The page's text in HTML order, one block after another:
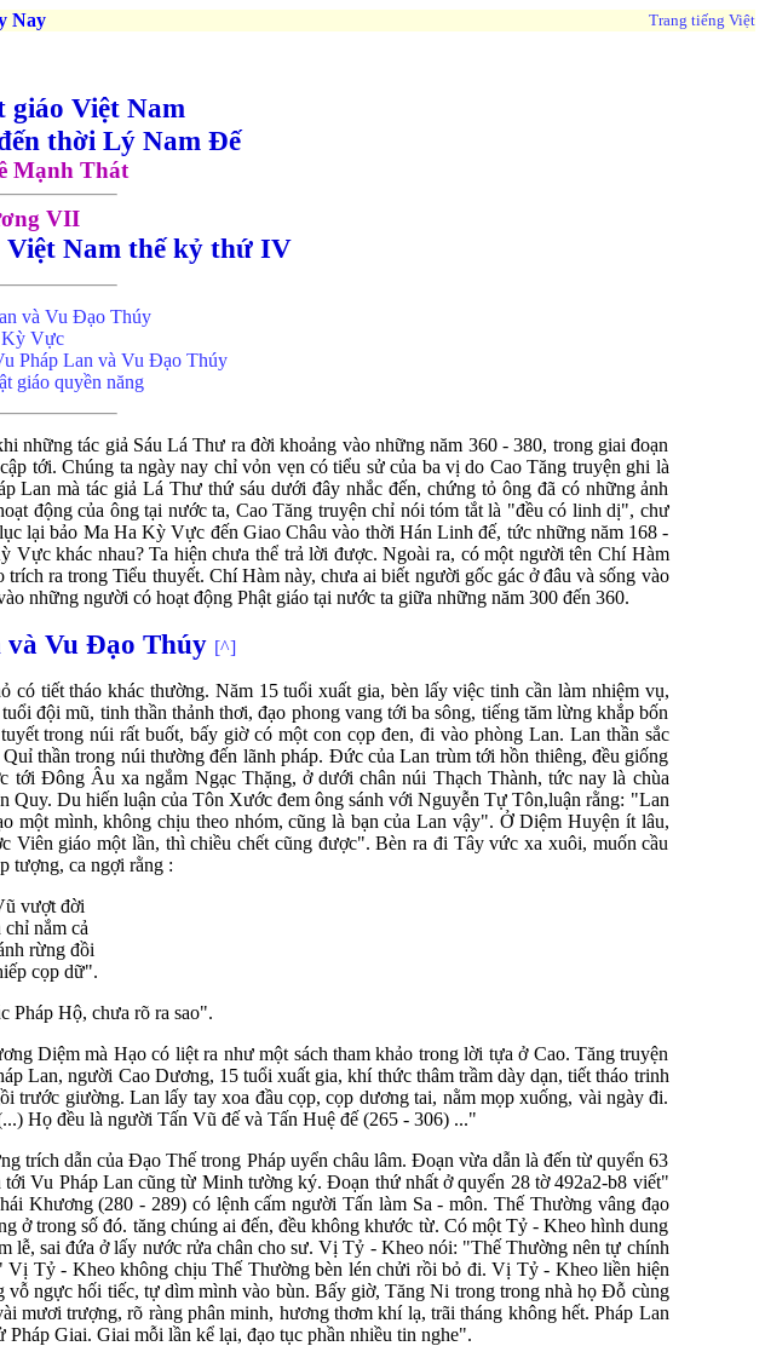
Nay Trang tiếng Việt
giáo Việt Nam
thời Lý Nam Đế
Mạnh Thát
VII
Việt Nam thế kỷ thứ IV
và Vu Đạo Thúy
Vực
Pháp Lan và Vu Đạo Thúy
giáo quyền năng
những tác giả Sáu Lá Thư ra đời khoảng vào những năm 360 - 380, trong giai đoạn
tới. Chúng ta ngày nay chỉ vỏn vẹn có tiểu sử của ba vị do Cao Tăng truyện ghi là
Lan mà tác giả Lá Thư thứ sáu dưới đây nhắc đến, chứng tỏ ông đã có những ảnh
động của ông tại nước ta, Cao Tăng truyện chỉ nói tóm tắt là "đều có linh dị", chư
lại bảo Ma Ha Kỳ Vực đến Giao Châu vào thời Hán Linh đế, tức những năm 168 -
khác nhau? Ta hiện chưa thể trả lời được. Ngoài ra, có một người tên Chí Hàm
ra trong Tiểu thuyết. Chí Hàm này, chưa ai biết người gốc gác ở đâu và sống vào
những người có hoạt động Phật giáo tại nước ta giữa những năm 300 đến 360.
và Vu Đạo Thúy [^]
tiết tháo khác thường. Năm 15 tuổi xuất gia, bèn lấy việc tinh cần làm nhiệm vụ,
đội mũ, tinh thần thảnh thơi, đạo phong vang tới ba sông, tiếng tăm lừng khắp bốn
trong núi rất buốt, bấy giờ có một con cọp đen, đi vào phòng Lan. Lan thần sắc
thần trong núi thường đến lãnh pháp. Đức của Lan trùm tới hồn thiêng, đều giống
Đông Âu xa ngắm Ngạc Thặng, ở dưới chân núi Thạch Thành, tức nay là chùa
Du hiến luận của Tôn Xước đem ông sánh với Nguyễn Tự Tôn,luận rằng: "Lan
một mình, không chịu theo nhóm, cũng là bạn của Lan vậy". Ở Diệm Huyện ít lâu,
giáo một lần, thì chiều chết cũng được". Bèn ra đi Tây vức xa xuôi, muốn cầu
tượng, ca ngợi rằng :
vượt đời
nắm cả
rừng đồi
cọp dữ".
Pháp Hộ, chưa rõ ra sao".
Diệm mà Hạo có liệt ra như một sách tham khảo trong lời tựa ở Cao. Tăng truyện
Lan, người Cao Dương, 15 tuổi xuất gia, khí thức thâm trầm dày dạn, tiết tháo trinh
trước giường. Lan lấy tay xoa đầu cọp, cọp dương tai, nằm mọp xuống, vài ngày đi.
Họ đều là người Tấn Vũ đế và Tấn Huệ đế (265 - 306) ..."
trích dẫn của Đạo Thế trong Pháp uyển châu lâm. Đoạn vừa dẫn là đến từ quyển 63
Vu Pháp Lan cũng từ Minh tường ký. Đoạn thứ nhất ở quyển 28 tờ 492a2-b8 viết"
Khương (280 - 289) có lệnh cấm người Tấn làm Sa - môn. Thế Thường vâng đạo
ở trong số đó. tăng chúng ai đến, đều không khước từ. Có một Tỷ - Kheo hình dung
lễ, sai đứa ở lấy nước rửa chân cho sư. Vị Tỷ - Kheo nói: "Thế Thường nên tự chính
Tỷ - Kheo không chịu Thế Thường bèn lén chửi rồi bỏ đi. Vị Tỷ - Kheo liền hiện
vỗ ngực hối tiếc, tự dìm mình vào bùn. Bấy giờ, Tăng Ni trong trong nhà họ Đỗ cùng
mươi trượng, rõ ràng phân minh, hương thơm khí lạ, trãi tháng không hết. Pháp Lan
Giai. Giai mỗi lần kể lại, đạo tục phần nhiều tin nghe".